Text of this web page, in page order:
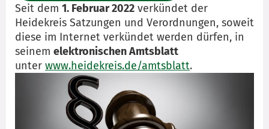
Seit dem 1. Februar 2022 verkündet der
Heidekreis Satzungen und Verordnungen, soweit
diese im Internet verkündet werden dürfen, in
seinem elektronischen Amtsblatt
unter www.heidekreis.de/amtsblatt.